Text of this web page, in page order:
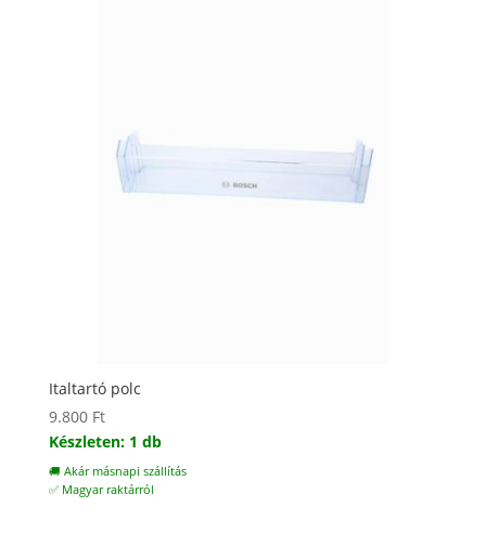
Italtartó polc
9.800 Ft
Készleten: 1 db
🚚 Akár másnapi szállítás
✅ Magyar raktárról